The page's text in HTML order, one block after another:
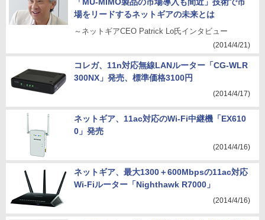
場をリードするネットギアの未来とは
～ネットギアCEO Patrick Lo氏インタビュー
(2014/4/21)
コレガ、11n対応無線LANルーター「CG-WLR
300NX」発売、標準価格3100円
(2014/4/17)
ネットギア、11ac対応のWi-Fi中継機「EX610
0」発売
(2014/4/16)
ネットギア、最大1300＋600Mbpsの11ac対応
Wi-Fiルーター「Nighthawk R7000」
(2014/4/16)